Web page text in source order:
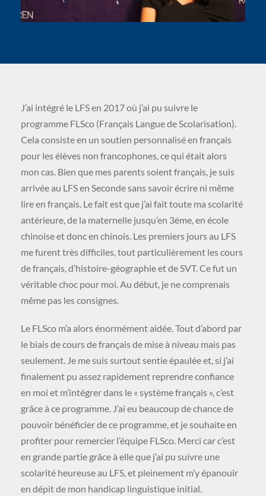
J’ai intégré le LFS en 2017 où j’ai pu suivre le
programme FLSco (Français Langue de Scolarisation).
Cela consiste en un soutien personnalisé en français
pour les élèves non francophones, ce qui était alors
mon cas. Bien que mes parents soient français, je suis
arrivée au LFS en Seconde sans savoir écrire ni même
lire en français. Le fait est que j’ai fait toute ma scolarité
antérieure, de la maternelle jusqu’en 3éme, en école
chinoise et donc en chinois. Les premiers jours au LFS
me furent très difficiles, tout particulièrement les cours
de français, d’histoire-géographie et de SVT. Ce fut un
véritable choc pour moi. Au début, je ne comprenais
même pas les consignes.
Le FLSco m’a alors énormément aidée. Tout d’abord par
le biais de cours de français de mise à niveau mais pas
seulement. Je me suis surtout sentie épaulée et, si j’ai
finalement pu assez rapidement reprendre confiance
en moi et m’intégrer dans le « système français », c’est
grâce à ce programme. J’ai eu beaucoup de chance de
pouvoir bénéficier de ce programme, et je souhaite en
profiter pour remercier l’équipe FLSco. Merci car c’est
en grande partie grâce à elle que j’ai pu suivre une
scolarité heureuse au LFS, et pleinement m’y épanouir
en dépit de mon handicap linguistique initial.